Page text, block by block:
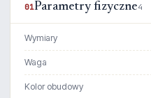
01Parametry fizyczne4
Wymiary
Waga
Kolor obudowy